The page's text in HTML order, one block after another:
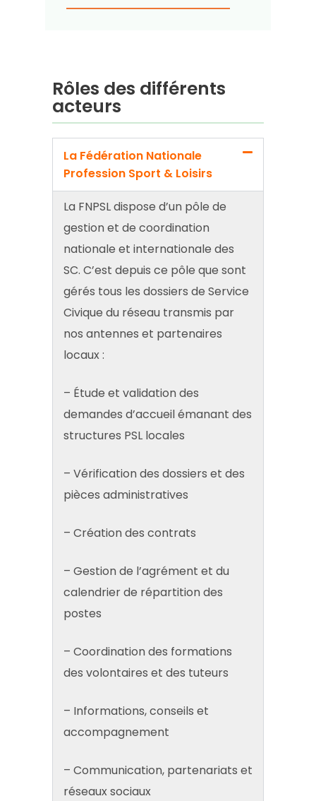
Rôles des différents
acteurs
La Fédération Nationale
Profession Sport & Loisirs
La FNPSL dispose d’un pôle de
gestion et de coordination
nationale et internationale des
SC. C’est depuis ce pôle que sont
gérés tous les dossiers de Service
Civique du réseau transmis par
nos antennes et partenaires
locaux :
– Étude et validation des
demandes d’accueil émanant des
structures PSL locales
– Vérification des dossiers et des
pièces administratives
– Création des contrats
– Gestion de l’agrément et du
calendrier de répartition des
postes
– Coordination des formations
des volontaires et des tuteurs
– Informations, conseils et
accompagnement
– Communication, partenariats et
réseaux sociaux